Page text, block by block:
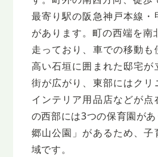
最寄り駅の阪急神戸本線・
があります。町の西端を南
走っており、車での移動も
高い石垣に囲まれた邸宅が
街が広がり、東部にはクリ
インテリア用品店などが
の西部には3つの保育園が
郷山公園」があるため、
域です。